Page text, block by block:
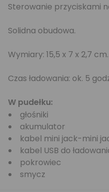
Sterowanie przyciskami
Solidna obudowa.
Wymiary: 15,5 x 7 x 2,7 cm.
Czas ładowania: ok. 5
W pudełku:
głośniki
akumulator
kabel mini jack-mini
kabel USB do
pokrowiec
smycz